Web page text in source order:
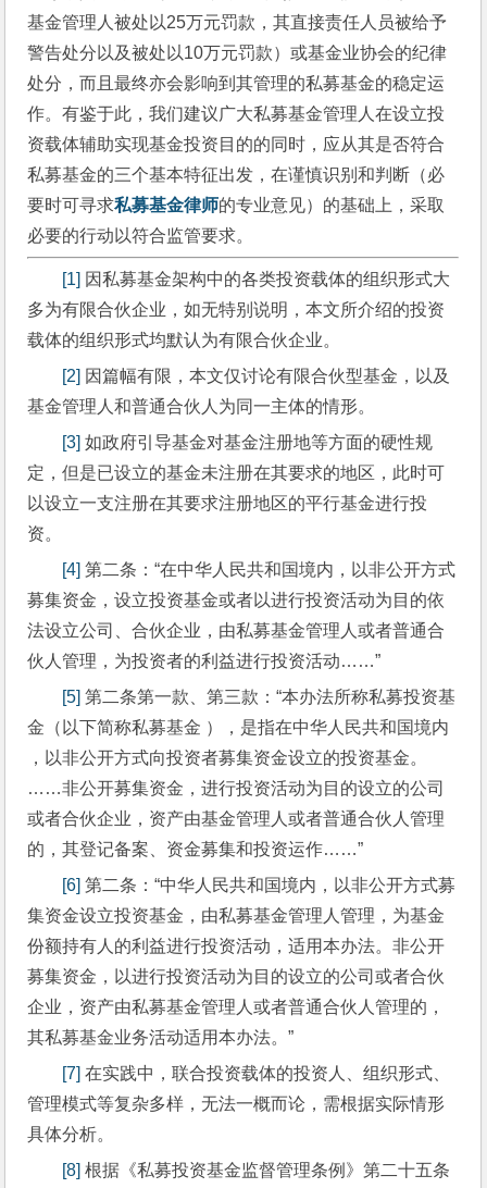
基金管理人被处以25万元罚款，其直接责任人员被给予
警告处分以及被处以10万元罚款）或基金业协会的纪律
处分，而且最终亦会影响到其管理的私募基金的稳定运
作。有鉴于此，我们建议广大私募基金管理人在设立投
资载体辅助实现基金投资目的的同时，应从其是否符合
私募基金的三个基本特征出发，在谨慎识别和判断（必
要时可寻求私募基金律师的专业意见）的基础上，采取
必要的行动以符合监管要求。
[1] 因私募基金架构中的各类投资载体的组织形式大
多为有限合伙企业，如无特别说明，本文所介绍的投资
载体的组织形式均默认为有限合伙企业。
[2] 因篇幅有限，本文仅讨论有限合伙型基金，以及
基金管理人和普通合伙人为同一主体的情形。
[3] 如政府引导基金对基金注册地等方面的硬性规
定，但是已设立的基金未注册在其要求的地区，此时可
以设立一支注册在其要求注册地区的平行基金进行投
资。
[4] 第二条：“在中华人民共和国境内，以非公开方式
募集资金，设立投资基金或者以进行投资活动为目的依
法设立公司、合伙企业，由私募基金管理人或者普通合
伙人管理，为投资者的利益进行投资活动……”
[5] 第二条第一款、第三款：“本办法所称私募投资基
金（以下简称私募基金 ），是指在中华人民共和国境内
，以非公开方式向投资者募集资金设立的投资基金。
……非公开募集资金，进行投资活动为目的设立的公司
或者合伙企业，资产由基金管理人或者普通合伙人管理
的，其登记备案、资金募集和投资运作……”
[6] 第二条：“中华人民共和国境内，以非公开方式募
集资金设立投资基金，由私募基金管理人管理，为基金
份额持有人的利益进行投资活动，适用本办法。非公开
募集资金，以进行投资活动为目的设立的公司或者合伙
企业，资产由私募基金管理人或者普通合伙人管理的，
其私募基金业务活动适用本办法。”
[7] 在实践中，联合投资载体的投资人、组织形式、
管理模式等复杂多样，无法一概而论，需根据实际情形
具体分析。
[8] 根据《私募投资基金监督管理条例》第二十五条